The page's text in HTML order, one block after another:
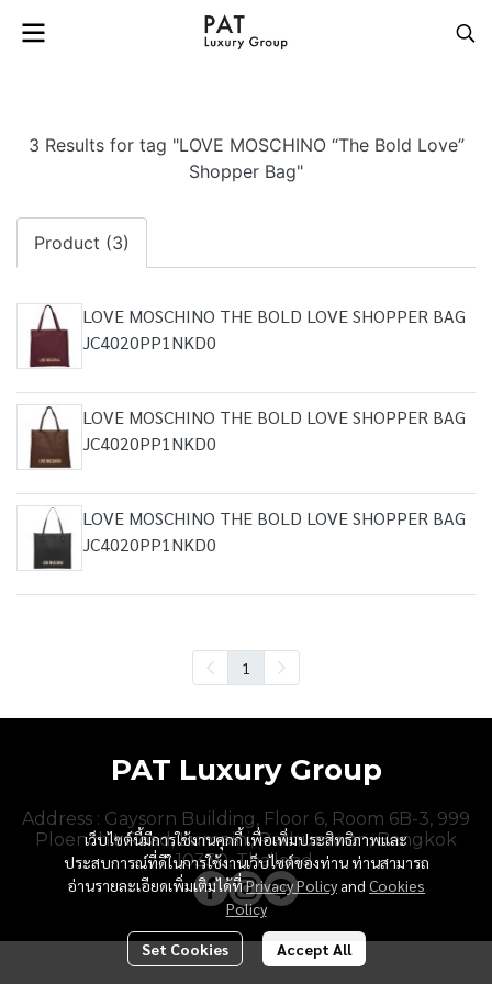
3 Results for tag "LOVE MOSCHINO “The Bold Love”
Shopper Bag"
Product (3)
LOVE MOSCHINO THE BOLD LOVE SHOPPER BAG
JC4020PP1NKD0
LOVE MOSCHINO THE BOLD LOVE SHOPPER BAG
JC4020PP1NKD0
LOVE MOSCHINO THE BOLD LOVE SHOPPER BAG
JC4020PP1NKD0
1
เว็บไซต์นี้มีการใช้งานคุกกี้ เพื่อเพิ่มประสิทธิภาพและ
ประสบการณ์ที่ดีในการใช้งานเว็บไซต์ของท่าน ท่านสามารถ
อ่านรายละเอียดเพิ่มเติมได้ที่Privacy Policy and Cookies
Policy
Set Cookies Accept All
PAT Luxury Group
Address : Gaysorn Building, Floor 6, Room 6B-3, 999
Ploenchit Road, Lumpini, Pathumwan, Bangkok
10330, Thailand.